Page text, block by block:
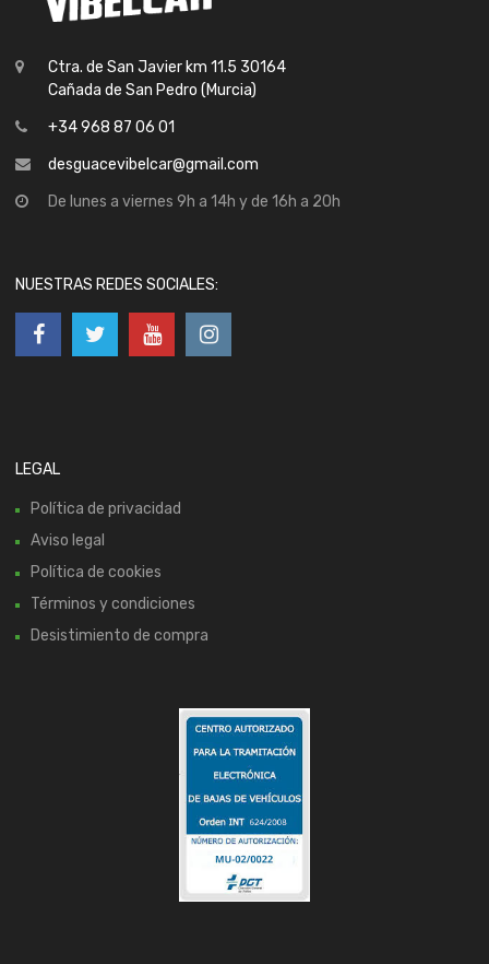
Ctra. de San Javier km 11.5 30164
Cañada de San Pedro (Murcia)
+34 968 87 06 01
desguacevibelcar@gmail.com
De lunes a viernes 9h a 14h y de 16h a 20h
NUESTRAS REDES SOCIALES:
LEGAL
Política de privacidad
Aviso legal
Política de cookies
Términos y condiciones
Desistimiento de compra